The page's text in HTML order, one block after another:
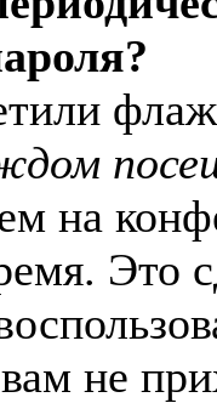
на
Это
не